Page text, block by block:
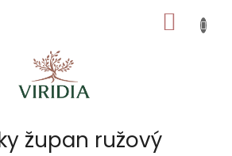
KOŠÍK
župan ružový